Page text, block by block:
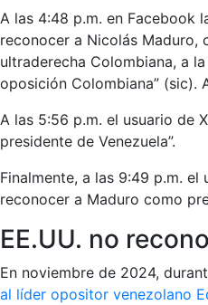
A las 4:48 p.m. en Facebook
reconocer a Nicolás Maduro,
ultraderecha Colombiana, a
oposición Colombiana”
A las 5:56 p.m. el usuario de
presidente de Venezuela”.
Finalmente, a las 9:49 p.m. el
reconocer a Maduro como
EE.UU. no
En noviembre de 2024,
al líder opositor venezolano